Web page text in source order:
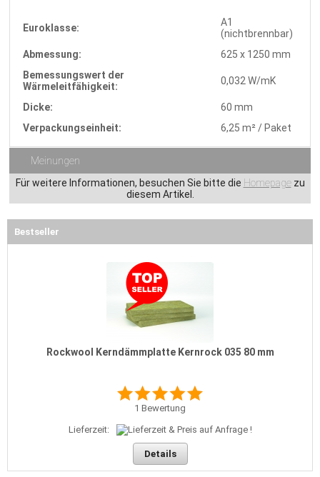
Euroklasse:
A1
(nichtbrennbar)
Abmessung:
625 x 1250 mm
Bemessungswert der
Wärmeleitfähigkeit:
0,032 W/mK
Dicke:
60 mm
Verpackungseinheit:
6,25 m² / Paket
Meinungen
Für weitere Informationen, besuchen Sie bitte die Homepagezu
diesem Artikel.
Bestseller
Rockwool Kerndämmplatte Kernrock 035 80 mm
1 Bewertung
Lieferzeit:
Details